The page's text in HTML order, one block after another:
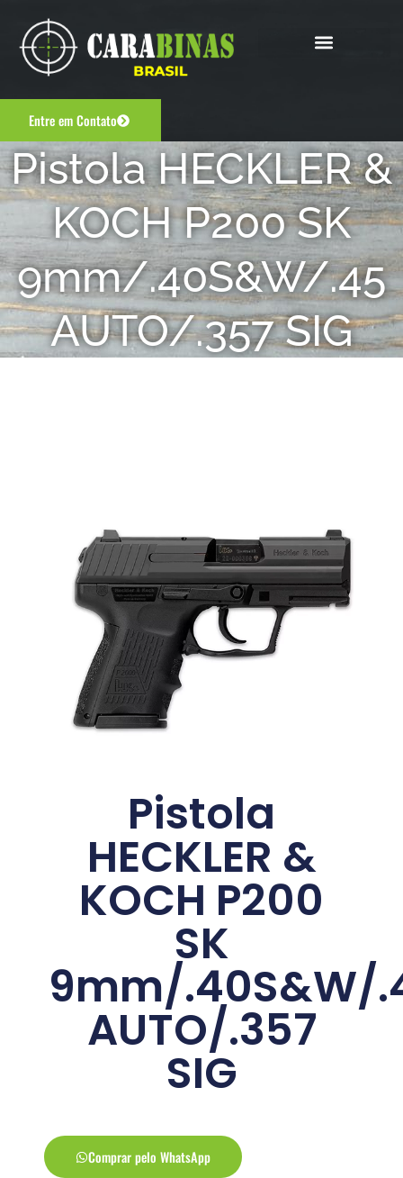
Entre em Contato
Pistola HECKLER &
KOCH P200 SK
9mm/.40S&W/.45
AUTO/.357 SIG
Pistola
HECKLER &
KOCH P200
SK
9mm/.40S&W/
AUTO/.357
SIG
Comprar pelo WhatsApp